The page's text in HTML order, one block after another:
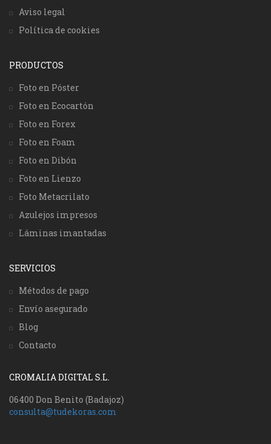
Aviso legal
Política de cookies
PRODUCTOS
Foto en Póster
Foto en Ecocartón
Foto en Forex
Foto en Foam
Foto en Dibón
Foto en Lienzo
Foto Metacrilato
Azulejos impresos
Láminas imantadas
SERVICIOS
Métodos de pago
Envío asegurado
Blog
Contacto
CROMALIA DIGITAL S.L.
06400 Don Benito (Badajoz)
consulta@tudekoras.com